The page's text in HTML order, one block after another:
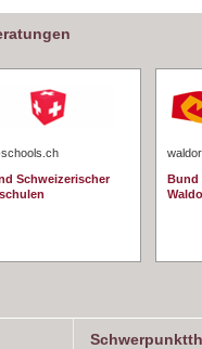
Schweizerischer
Bund